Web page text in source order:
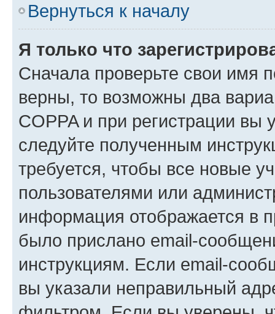
Вернуться к началу
Я только что
Сначала проверьте свои имя
верны, то возможны два
COPPA и при регистрации вы
следуйте полученным
требуется, чтобы все новые
пользователями или
информация отображается в
было прислано email-
инструкциям. Если email-
вы указали неправильный